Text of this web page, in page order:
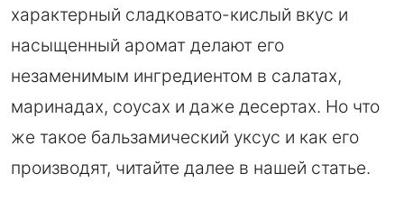
характерный сладковато-кислый вкус и
насыщенный аромат делают его
незаменимым ингредиентом в салатах,
маринадах, соусах и даже десертах. Но что
же такое бальзамический уксус и как его
производят, читайте далее в нашей статье.